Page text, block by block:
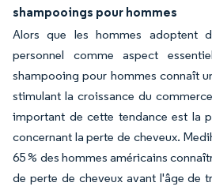
shampooings pour hommes
Alors que les hommes adoptent
personnel comme aspect
shampooing pour hommes connaît
stimulant la croissance du
important de cette tendance est la
concernant la perte de cheveux.
65 % des hommes américains
de perte de cheveux avant l'âge de